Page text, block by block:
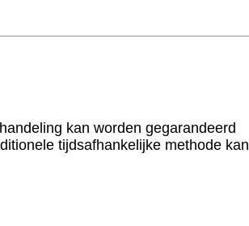
kan worden gegarandeerd
tijdsafhankelijke methode kan